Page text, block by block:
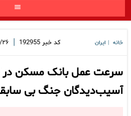
خانه ایران کد خبر 192955
|
سرعت عمل بانک مسکن در
آسیب‌دیدگان جنگ بی